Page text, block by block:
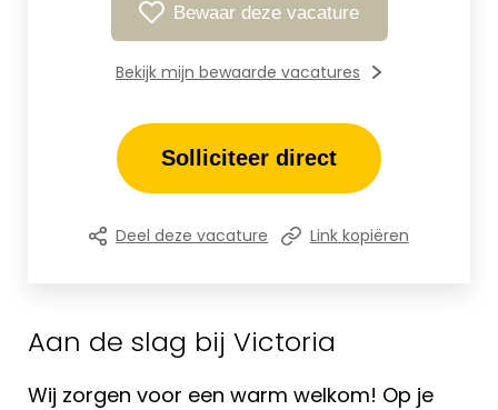
Aan de slag bij Victoria
Wij zorgen voor een warm welkom! Op je
Bewaar deze vacature
Bekijk mijn bewaarde vacatures
Solliciteer direct
Deel deze vacature Link kopiëren